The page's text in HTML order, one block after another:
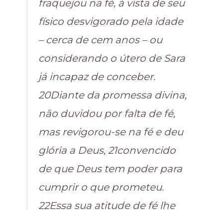
fraquejou na fé, à vista de seu
físico desvigorado pela idade
– cerca de cem anos – ou
considerando o útero de Sara
já incapaz de conceber.
20Diante da promessa divina,
não duvidou por falta de fé,
mas revigorou-se na fé e deu
glória a Deus, 21convencido
de que Deus tem poder para
cumprir o que prometeu.
22Essa sua atitude de fé lhe